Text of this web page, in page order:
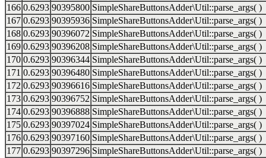
166 0.6293 90395800 SimpleShareButtonsAdder\Util::parse_args( )
167 0.6293 90395936 SimpleShareButtonsAdder\Util::parse_args( )
168 0.6293 90396072 SimpleShareButtonsAdder\Util::parse_args( )
169 0.6293 90396208 SimpleShareButtonsAdder\Util::parse_args( )
170 0.6293 90396344 SimpleShareButtonsAdder\Util::parse_args( )
171 0.6293 90396480 SimpleShareButtonsAdder\Util::parse_args( )
172 0.6293 90396616 SimpleShareButtonsAdder\Util::parse_args( )
173 0.6293 90396752 SimpleShareButtonsAdder\Util::parse_args( )
174 0.6293 90396888 SimpleShareButtonsAdder\Util::parse_args( )
175 0.6293 90397024 SimpleShareButtonsAdder\Util::parse_args( )
176 0.6293 90397160 SimpleShareButtonsAdder\Util::parse_args( )
177 0.6293 90397296 SimpleShareButtonsAdder\Util::parse_args( )